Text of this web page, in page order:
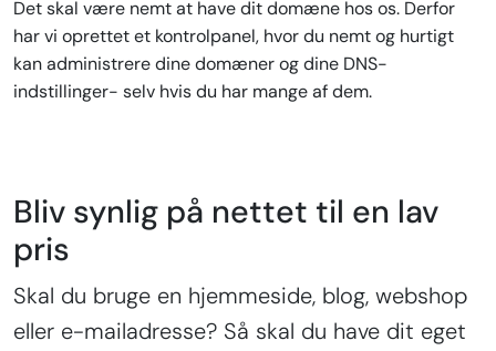
Det skal være nemt at have dit domæne hos os. Derfor
har vi oprettet et kontrolpanel, hvor du nemt og hurtigt
kan administrere dine domæner og dine DNS-
indstillinger- selv hvis du har mange af dem.
Bliv synlig på nettet til en lav
pris
Skal du bruge en hjemmeside, blog, webshop
eller e-mailadresse? Så skal du have dit eget